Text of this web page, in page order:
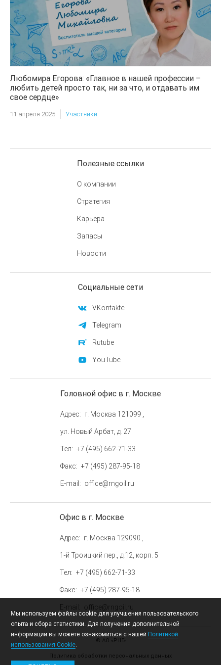
Любомира Егорова: «Главное в нашей профессии –
любить детей просто так, ни за что, и отдавать им
свое сердце»
11 апреля 2025 Участники
Полезные ссылки
О компании
Стратегия
Карьера
Запасы
Новости
Социальные сети
VKontakte
Telegram
Rutube
YouTube
Головной офис в г. Москве
Адрес
г. Москва 121099 ,
ул. Новый Арбат, д. 27
Тел
+7 (495) 662-71-33
Факс
+7 (495) 287-95-18
E-mail
office@rngoil.ru
Офис в г. Москве
Адрес
г. Москва 129090 ,
1-й Троицкий пер., д.12, корп. 5
Тел
+7 (495) 662-71-33
Факс
+7 (495) 287-95-18
E-mail
office@rngoil.ru
© АО «РНГ»
Политика обработки персональных данных
Мы используем файлы cookie для улучшения пользовательского
опыта и сбора статистики. Для получения дополнительной
информации вы можете ознакомиться с нашей Политикой
использования Cookie.